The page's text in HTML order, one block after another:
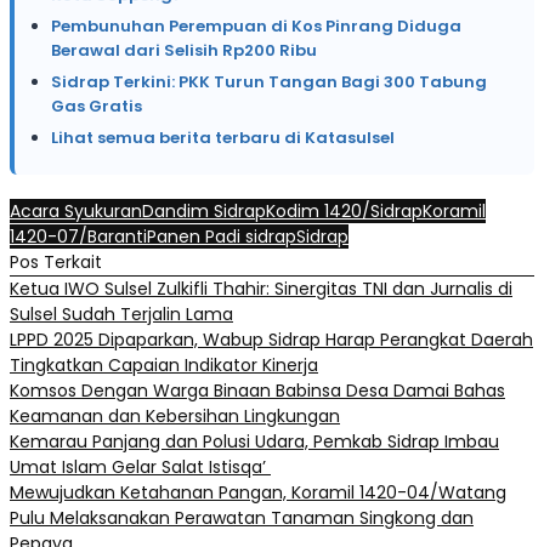
Pembunuhan Perempuan di Kos Pinrang Diduga
Berawal dari Selisih Rp200 Ribu
Sidrap Terkini: PKK Turun Tangan Bagi 300 Tabung
Gas Gratis
Lihat semua berita terbaru di Katasulsel
Acara SyukuranDandim SidrapKodim 1420/SidrapKoramil
1420-07/BarantiPanen Padi sidrapSidrap
Pos Terkait
Ketua IWO Sulsel Zulkifli Thahir: Sinergitas TNI dan Jurnalis di
Sulsel Sudah Terjalin Lama
LPPD 2025 Dipaparkan, Wabup Sidrap Harap Perangkat Daerah
Tingkatkan Capaian Indikator Kinerja
Komsos Dengan Warga Binaan Babinsa Desa Damai Bahas
Keamanan dan Kebersihan Lingkungan
Kemarau Panjang dan Polusi Udara, Pemkab Sidrap Imbau
Umat Islam Gelar Salat Istisqa’
Mewujudkan Ketahanan Pangan, Koramil 1420-04/Watang
Pulu Melaksanakan Perawatan Tanaman Singkong dan